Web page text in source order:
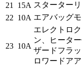
21
15A スターター
22 10A エアバッグ
23 10A
エレクトロ
ン、ヒータ
ザードフラ
ロワードア